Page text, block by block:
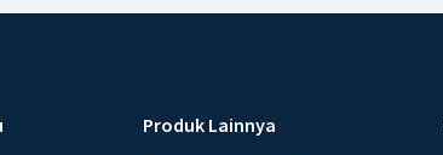
Produk Lainnya